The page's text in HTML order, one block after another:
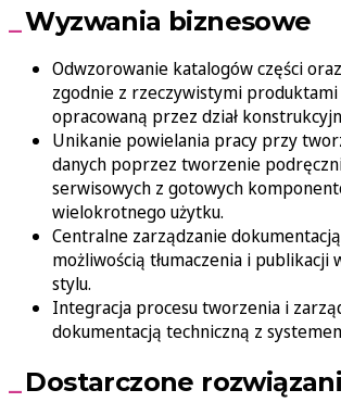
Wyzwania biznesowe
Odwzorowanie katalogów części
zgodnie z rzeczywistymi
opracowaną przez dział
Unikanie powielania pracy przy
danych poprzez tworzenie
serwisowych z gotowych
wielokrotnego użytku.
Centralne zarządzanie
możliwością tłumaczenia i publikacji
stylu.
Integracja procesu tworzenia i
dokumentacją techniczną z
Dostarczone